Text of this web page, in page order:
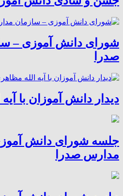
شورای دانش آموزی –
صدرا
دیدار دانش آموزان با
جلسه شورای دانش
مدارس صدرا